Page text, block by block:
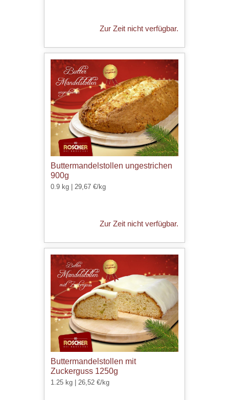
Zur Zeit nicht verfügbar.
Buttermandelstollen ungestrichen
900g
0.9 kg | 29,67 €/kg
Zur Zeit nicht verfügbar.
Buttermandelstollen mit
Zuckerguss 1250g
1.25 kg | 26,52 €/kg